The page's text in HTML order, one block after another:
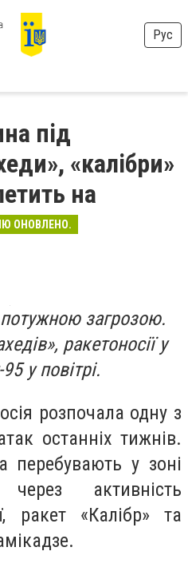
Рус
під
«калібри»
на
ОНОВЛЕНО.
потужною загрозою.
ракетоносії у
у повітрі.
розпочала одну з
останніх тижнів.
перебувають у зоні
активність
ракет «Калібр» та